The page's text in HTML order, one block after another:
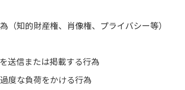
（知的財産権、肖像権、プライバシー等）
送信または掲載する行為
度な負荷をかける行為